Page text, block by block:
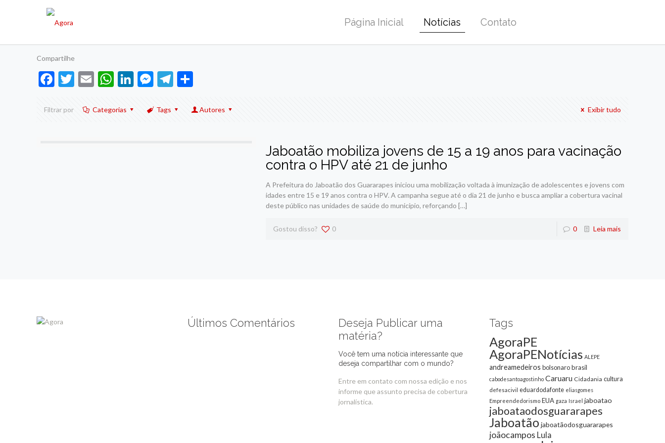
Página Inicial Notícias Contato
Compartilhe
Facebook
Twitter
EmailWhatsApp
LinkedIn
Messenger
Telegram
Filtrar por Categorias Tags Autores Exibir tudo
Jaboatão mobiliza jovens de 15 a 19 anos para vacinação
contra o HPV até 21 de junho
A Prefeitura do Jaboatão dos Guararapes iniciou uma mobilização voltada à imunização de adolescentes e jovens com
idades entre 15 e 19 anos contra o HPV. A campanha segue até o dia 21 de junho e busca ampliar a cobertura vacinal
deste público nas unidades de saúde do município, reforçando […]
Gostou disso? 0 0 Leia mais
Últimos Comentários
Deseja Publicar uma
matéria?
Você tem uma notícia interessante que
deseja compartilhar com o mundo?
Entre em contato com nossa edição e nos
informe que assunto precisa de cobertura
jornalística.
Tags
AgoraPE
AgoraPENotícias ALEPE
andreamedeiros bolsonarobrasil
cabodesantoagostinho Caruaru Cidadania cultura
defesacivil eduardodafonte eliasgomes
Empreendedorismo EUA gaza Israel jaboatao
jaboataodosguararapes
Jaboatão jaboatãodosguararapes
joãocampos Lula